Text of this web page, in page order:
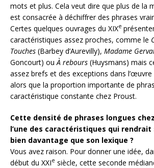
mots et plus. Cela veut dire que plus de la
est consacrée à déchiffrer des phrases
Certes quelques ouvrages du XIXe
caractéristiques assez proches, comme le
Touches (Barbey d’Aurevilly), Madame
Goncourt) ou À rebours (Huysmans) mais
assez brefs et des exceptions dans
alors que la proportion importante de
caractéristique constante chez Proust.
Cette densité de phrases longues
l’une des caractéristiques qui
bien davantage que son lexique ?
Vous avez raison. Pour donner une idée,
début du XXIe siècle, cette seconde